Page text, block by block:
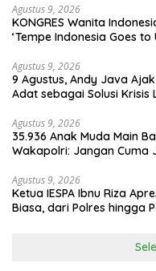
Agustus 9, 2026
KONGRES Wanita
‘Tempe Indonesia Goes to
Agustus 9, 2026
9 Agustus, Andy Java
Adat sebagai Solusi Krisis
Agustus 9, 2026
35.936 Anak Muda Main
Wakapolri: Jangan Cuma
Agustus 9, 2026
Ketua IESPA Ibnu Riza
Biasa, dari Polres hingga